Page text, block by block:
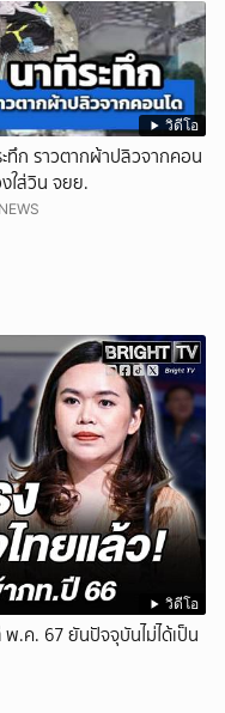
วิดีโอ
ทึก ราวตากผ้าปลิวจากคอน
งใส่วิน จยย.
วิดีโอ
พ.ค. 67 ยันปัจจุบันไม่ได้เป็น